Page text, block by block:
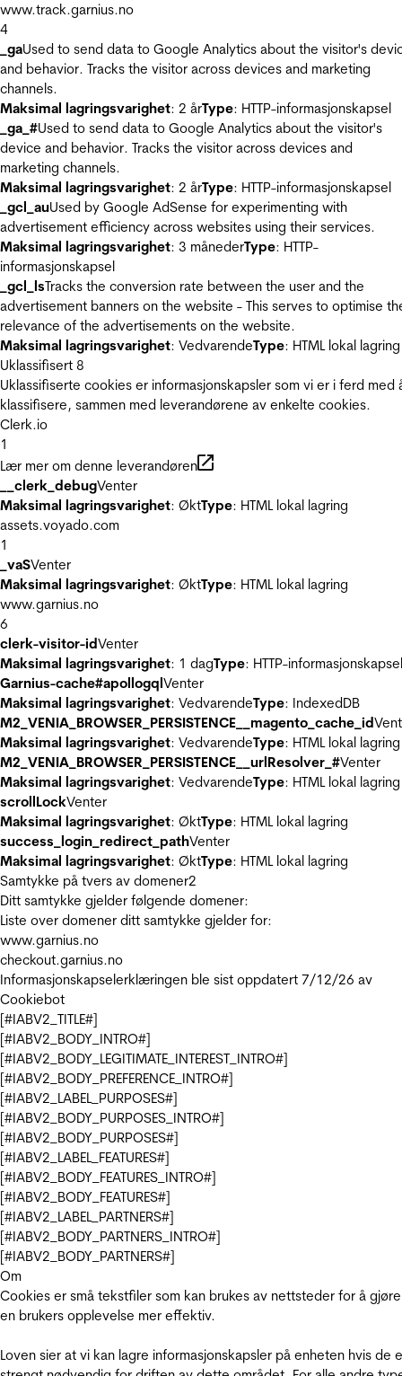
www.track.garnius.no
4
_gaUsed to send data to Google Analytics about the visitor's
and behavior. Tracks the visitor across devices and marketing
channels.
Maksimal lagringsvarighet: 2 årType: HTTP-informasjonskapsel
_ga_#Used to send data to Google Analytics about the visitor's
device and behavior. Tracks the visitor across devices and
marketing channels.
Maksimal lagringsvarighet: 2 årType: HTTP-informasjonskapsel
_gcl_auUsed by Google AdSense for experimenting with
advertisement efficiency across websites using their services.
Maksimal lagringsvarighet: 3 månederType: HTTP-
informasjonskapsel
_gcl_lsTracks the conversion rate between the user and the
advertisement banners on the website - This serves to optimise
relevance of the advertisements on the website.
Maksimal lagringsvarighet: VedvarendeType: HTML lokal lagring
Uklassifisert 8
Uklassifiserte cookies er informasjonskapsler som vi er i ferd med
klassifisere, sammen med leverandørene av enkelte cookies.
Clerk.io
1
Lær mer om denne leverandøren
__clerk_debugVenter
Maksimal lagringsvarighet: ØktType: HTML lokal lagring
assets.voyado.com
1
_vaSVenter
Maksimal lagringsvarighet: ØktType: HTML lokal lagring
www.garnius.no
6
clerk-visitor-idVenter
Maksimal lagringsvarighet: 1 dagType: HTTP-informasjonskapsel
Garnius-cache#apollogqlVenter
Maksimal lagringsvarighet: VedvarendeType: IndexedDB
M2_VENIA_BROWSER_PERSISTENCE__magento_cache_id
Maksimal lagringsvarighet: VedvarendeType: HTML lokal lagring
M2_VENIA_BROWSER_PERSISTENCE__urlResolver_#Venter
Maksimal lagringsvarighet: VedvarendeType: HTML lokal lagring
scrollLockVenter
Maksimal lagringsvarighet: ØktType: HTML lokal lagring
success_login_redirect_pathVenter
Maksimal lagringsvarighet: ØktType: HTML lokal lagring
Samtykke på tvers av domener2
Ditt samtykke gjelder følgende domener:
Liste over domener ditt samtykke gjelder for:
www.garnius.no
checkout.garnius.no
Informasjonskapselerklæringen ble sist oppdatert 7/12/26 av
Cookiebot
[#IABV2_TITLE#]
[#IABV2_BODY_INTRO#]
[#IABV2_BODY_LEGITIMATE_INTEREST_INTRO#]
[#IABV2_BODY_PREFERENCE_INTRO#]
[#IABV2_LABEL_PURPOSES#]
[#IABV2_BODY_PURPOSES_INTRO#]
[#IABV2_BODY_PURPOSES#]
[#IABV2_LABEL_FEATURES#]
[#IABV2_BODY_FEATURES_INTRO#]
[#IABV2_BODY_FEATURES#]
[#IABV2_LABEL_PARTNERS#]
[#IABV2_BODY_PARTNERS_INTRO#]
[#IABV2_BODY_PARTNERS#]
Om
Cookies er små tekstfiler som kan brukes av nettsteder for å gjøre
en brukers opplevelse mer effektiv.
Loven sier at vi kan lagre informasjonskapsler på enheten hvis de